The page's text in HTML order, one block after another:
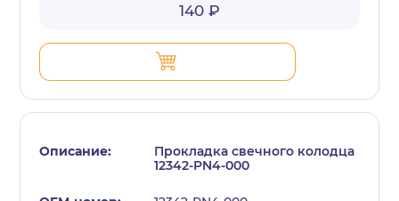
140 ₽
Прокладка свечного колодца
12342-PN4-000